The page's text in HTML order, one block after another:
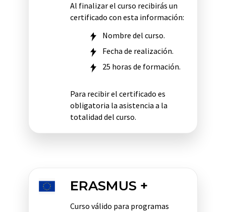
Al finalizar el curso recibirás un
certificado con esta información:
Nombre del curso.
Fecha de realización.
25 horas de formación.
Para recibir el certificado es
obligatoria la asistencia a la
totalidad del curso.
ERASMUS +
Curso válido para programas